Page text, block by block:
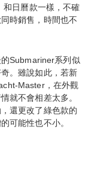
和日曆款一樣，不確
時銷售，時間也不
Submariner系列似
。雖說如此，若新
Master，在外觀
就不會相差太多。
還更改了綠色款的
可能性也不小。